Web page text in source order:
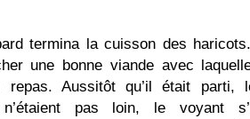
termina la cuisson des
une bonne viande avec
repas. Aussitôt qu’il était parti,
pas loin, le voyant